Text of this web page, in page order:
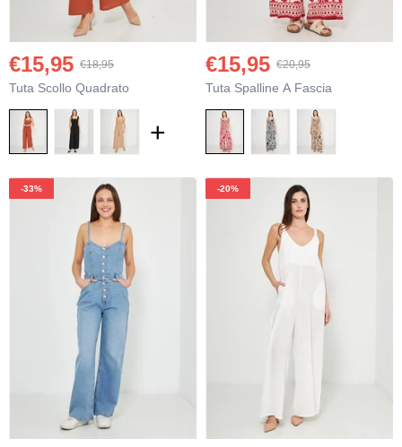
Tuta Scollo Quadrato
€18,95
€15,95
+
Tuta Spalline A Fascia
€20,95
€15,95
-33% -20%
+
Pantaloni In Viscosa
€16,95
€12,95
+